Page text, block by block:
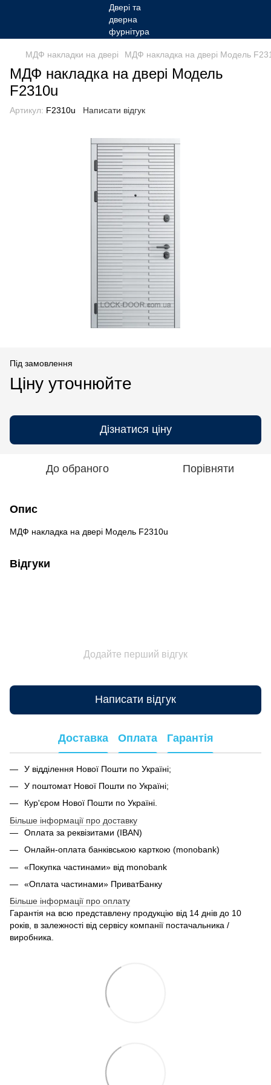
МДФ накладки на двері МДФ накладка на двері Модель
МДФ накладка на двері Модель
F2310u
Артикул: F2310u Написати відгук
Під замовлення
Ціну уточнюйте
Дізнатися ціну
До обраного Порівняти
Опис
МДФ накладка на двері Модель F2310u
Відгуки
Додайте перший відгук
Написати відгук
Доставка Оплата Гарантія
У відділення Нової Пошти по Україні;
У поштомат Нової Пошти по Україні;
Кур'єром Нової Пошти по Україні.
Більше інформації про доставку
Оплата за реквізитами (IBAN)
Онлайн-оплата банківською карткою (monobank)
«Покупка частинами» від monobank
«Оплата частинами» ПриватБанку
Більше інформації про оплату
Гарантія на всю представлену продукцію від 14 днів до 10
років, в залежності від сервісу компанії постачальника /
виробника.